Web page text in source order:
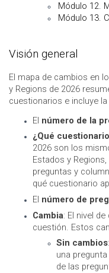
Módulo 12.
Módulo 13.
Visión general
El mapa de cambios en
y Regions de 2026
cuestionarios e incluye
El número de la
¿Qué
2026 son los
Estados y
preguntas y
qué cuestionario
El número de
Cambia: El nivel
cuestión. Estos
Sin cambios
una
de las